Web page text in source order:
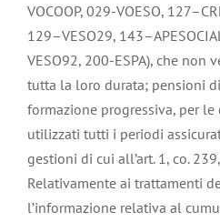
VOCOOP, 029-VOESO,
129–VESO29,
VESO92, 200-ESPA), che non
tutta la loro durata; pensioni
formazione progressiva, per
utilizzati tutti i periodi
gestioni di cui all’art. 1, co.
Relativamente ai trattamenti
l’informazione relativa al